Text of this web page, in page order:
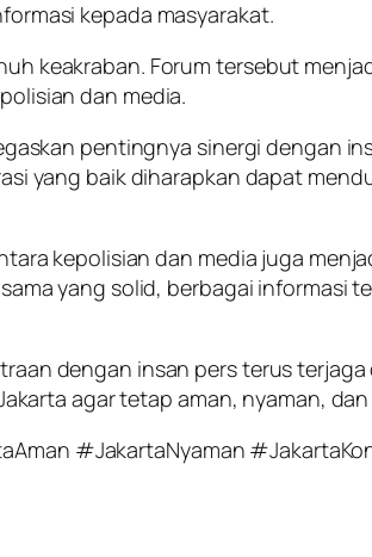
kepada masyarakat.
keakraban. Forum tersebut
dan media.
pentingnya sinergi dengan
yang baik diharapkan dapat
kepolisian dan media juga
yang solid, berbagai informasi
dengan insan pers terus
agar tetap aman, nyaman,
#JakartaNyaman